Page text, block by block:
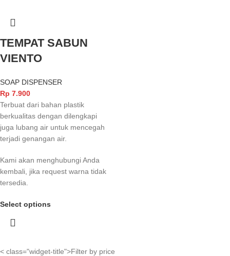
< class="widget-title">Filter by price
TEMPAT SABUN
VIENTO
SOAP DISPENSER
Rp 7.900
Terbuat dari bahan plastik
berkualitas dengan dilengkapi
juga lubang air untuk mencegah
terjadi genangan air.
Kami akan menghubungi Anda
kembali, jika request warna tidak
tersedia.
Select options